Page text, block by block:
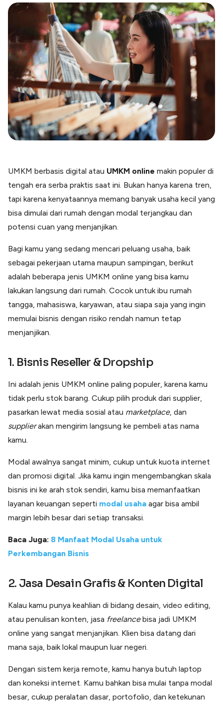
Paper XB
Bayar luar negeri pakai kartu kredit
Kartu Kredit Bisnis
Paper Card
Satu kartu untuk bisnis & personal
Paper Horizon
Kartu korporat expense terlengkap
Solusi Industri
Food & Beverages
Kelola Pembayaran Termin Proyek
Health & Beauty
Terima Pembayaran Instan Dan CC
Lainnya
Integrasi sistem bisnis dengan API
Software Akuntansi
Integrasi Accurate
Integrasi Paper dengan Accurate
Blog
Kumpulan tips dan informasi bisnis
UMKM berbasis digital atau UMKM online makin populer di
tengah era serba praktis saat ini. Bukan hanya karena tren,
tapi karena kenyataannya memang banyak usaha kecil yang
bisa dimulai dari rumah dengan modal terjangkau dan
potensi cuan yang menjanjikan.
Bagi kamu yang sedang mencari peluang usaha, baik
sebagai pekerjaan utama maupun sampingan, berikut
adalah beberapa jenis UMKM online yang bisa kamu
lakukan langsung dari rumah. Cocok untuk ibu rumah
tangga, mahasiswa, karyawan, atau siapa saja yang ingin
memulai bisnis dengan risiko rendah namun tetap
menjanjikan.
1. Bisnis Reseller & Dropship
Ini adalah jenis UMKM online paling populer, karena kamu
tidak perlu stok barang. Cukup pilih produk dari supplier,
pasarkan lewat media sosial atau marketplace, dan
supplierakan mengirim langsung ke pembeli atas nama
kamu.
Modal awalnya sangat minim, cukup untuk kuota internet
dan promosi digital. Jika kamu ingin mengembangkan skala
bisnis ini ke arah stok sendiri, kamu bisa memanfaatkan
layanan keuangan seperti modal usaha agar bisa ambil
margin lebih besar dari setiap transaksi.
Baca Juga: 8 Manfaat Modal Usaha untuk
Perkembangan Bisnis
2. Jasa Desain Grafis & Konten Digital
Kalau kamu punya keahlian di bidang desain, video editing,
atau penulisan konten, jasa freelancebisa jadi UMKM
online yang sangat menjanjikan. Klien bisa datang dari
mana saja, baik lokal maupun luar negeri.
Dengan sistem kerja remote, kamu hanya butuh laptop
dan koneksi internet. Kamu bahkan bisa mulai tanpa modal
besar, cukup peralatan dasar, portofolio, dan ketekunan